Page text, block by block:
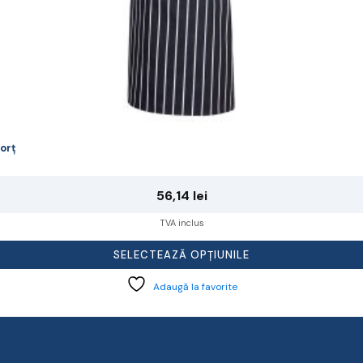
56,14 lei
TVA inclus
SELECTEAZĂ OPȚIUNILE
Adaugă la favorite